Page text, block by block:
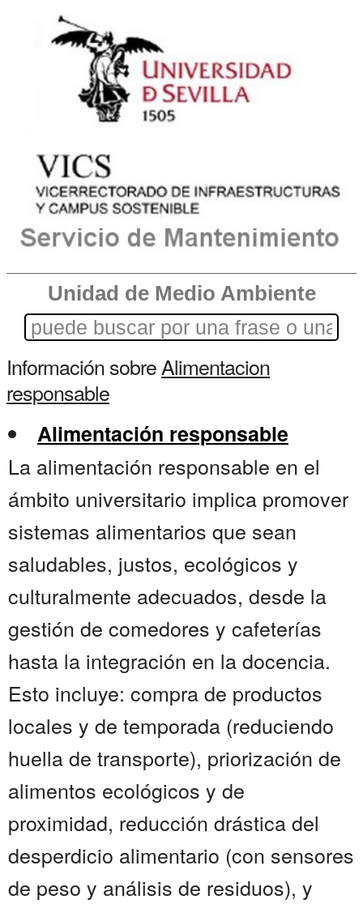
Unidad de Medio Ambiente
Información sobreAlimentacion
responsable
Alimentación responsable
La alimentación responsable en el
ámbito universitario implica promover
sistemas alimentarios que sean
saludables, justos, ecológicos y
culturalmente adecuados, desde la
gestión de comedores y cafeterías
hasta la integración en la docencia.
Esto incluye: compra de productos
locales y de temporada (reduciendo
huella de transporte), priorización de
alimentos ecológicos y de
proximidad, reducción drástica del
desperdicio alimentario (con sensores
de peso y análisis de residuos), y